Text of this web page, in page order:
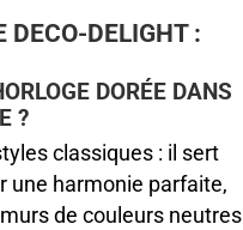
DECO-DELIGHT :
DORÉE DANS
?
classiques : il sert
une harmonie parfaite,
de couleurs neutres